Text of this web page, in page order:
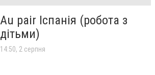
Au pair Іспанія (робота з
дітьми)
14:50, 2 серпня